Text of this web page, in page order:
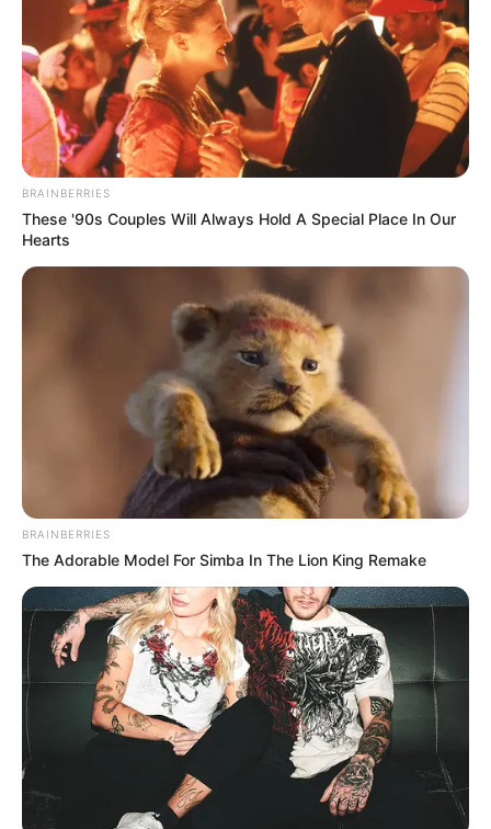
BRAINBERRIES
These '90s Couples Will Always Hold A Special Place In Our
Hearts
BRAINBERRIES
The Adorable Model For Simba In The Lion King Remake